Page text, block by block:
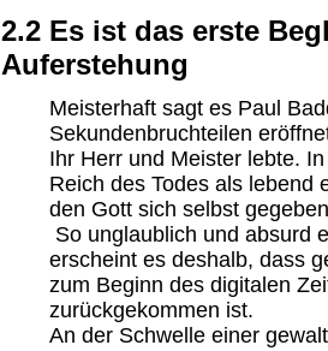
2.2 Es ist das erste
Auferstehung
Meisterhaft sagt es Paul
Sekundenbruchteilen
Ihr Herr und Meister lebte.
Reich des Todes als lebend
den Gott sich selbst
So unglaublich und absurd
erscheint es deshalb, dass
zum Beginn des digitalen
zurückgekommen ist.
An der Schwelle einer